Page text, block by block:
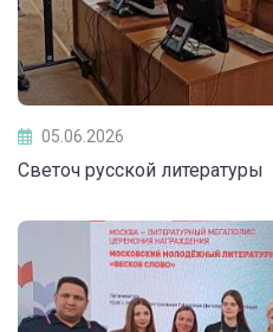
05.06.2026
Светоч русской литературы